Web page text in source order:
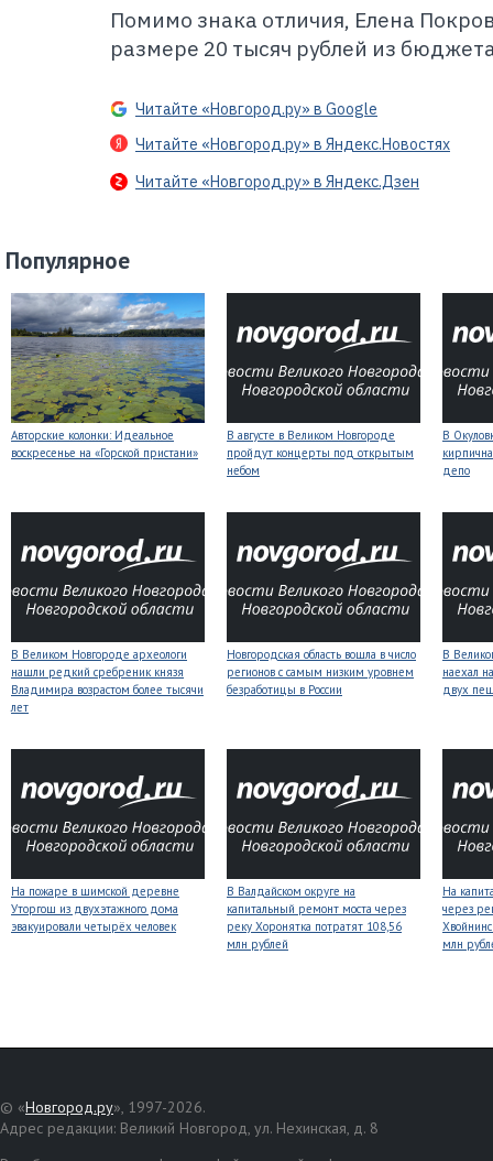
Помимо знака отличия, Елена
размере 20 тысяч рублей из
Читайте «Новгород.ру» в Google
Читайте «Новгород.ру» в Яндекс.Новостях
Читайте «Новгород.ру» в Яндекс.Дзен
Популярное
Авторские колонки: Идеальное
воскресенье на «Горской пристани»
В августе в Великом Новгороде
пройдут концерты под открытым
небом
В
депо
В Великом Новгороде археологи
нашли редкий сребреник князя
Владимира возрастом более тысячи
лет
Новгородская область вошла в число
регионов с самым низким уровнем
безработицы в России
В
наехал
двух
На пожаре в шимской деревне
Уторгош из двухэтажного дома
эвакуировали четырёх человек
В Валдайском округе на
капитальный ремонт моста через
реку Хоронятка потратят 108,56
млн рублей
На
через
млн
© «Новгород.ру», 1997-2026.
Адрес редакции: Великий Новгород, ул. Нехинская, д. 8